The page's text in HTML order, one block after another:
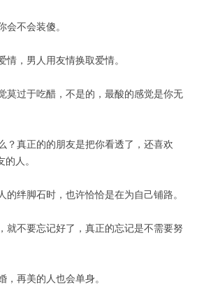
不会装傻。
，男人用友情换取爱情。
莫过于吃醋，不是的，最酸的感觉是你无
？真正的的朋友是把你看透了，还喜欢
人。
的绊脚石时，也许恰恰是在为自己铺路。
就不要忘记好了，真正的忘记是不需要努
再美的人也会单身。